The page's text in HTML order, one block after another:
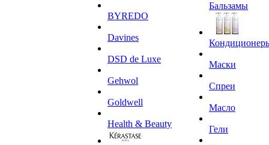
BYREDO
Davines
DSD de Luxe
Gehwol
Goldwell
Health & Beauty
Бальзамы
Маски
Спреи
Масло
Гели